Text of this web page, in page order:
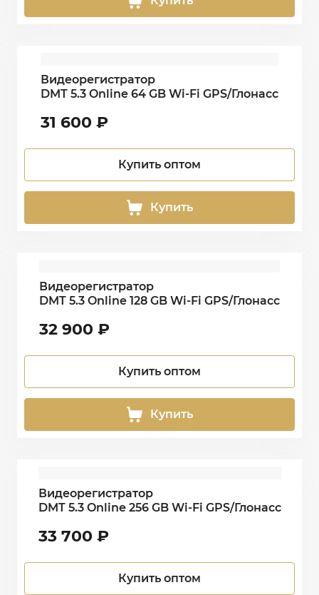
Видеорегистратор
DMT 5.3 Online 64 GB Wi-Fi GPS/Глонасс
31 600 ₽
Купить оптом
Купить
Видеорегистратор
DMT 5.3 Online 128 GB Wi-Fi GPS/Глонасс
32 900 ₽
Купить оптом
Купить
Видеорегистратор
DMT 5.3 Online 256 GB Wi-Fi GPS/Глонасс
33 700 ₽
Купить оптом